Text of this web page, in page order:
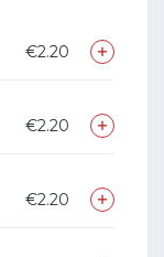
€2.20
€2.20
€2.20